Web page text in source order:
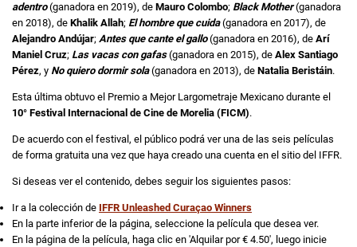
adentro(ganadora en 2019), de Mauro Colombo; Black Mother (ganadora
en 2018), de Khalik Allah; El hombre que cuida (ganadora en 2017), de
Alejandro Andújar; Antes que cante el gallo (ganadora en 2016), de Arí
Maniel Cruz; Las vacas con gafas(ganadora en 2015), de Alex Santiago
Pérez, y No quiero dormir sola (ganadora en 2013), de Natalia Beristáin.
Esta última obtuvo el Premio a Mejor Largometraje Mexicano durante el
10° Festival Internacional de Cine de Morelia (FICM).
De acuerdo con el festival, el público podrá ver una de las seis películas
de forma gratuita una vez que haya creado una cuenta en el sitio del IFFR.
Si deseas ver el contenido, debes seguir los siguientes pasos:
Ir a la colección de IFFR Unleashed Curaçao Winners
En la parte inferior de la página, seleccione la película que desea ver.
En la página de la película, haga clic en 'Alquilar por € 4.50', luego inicie